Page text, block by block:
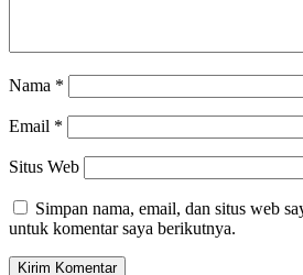
Nama *
Email *
Situs Web
Simpan nama, email, dan situs web
untuk komentar saya berikutnya.